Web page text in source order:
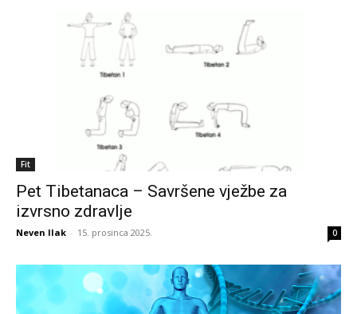
Fit
Pet Tibetanaca – Savršene vježbe za
izvrsno zdravlje
Neven Ilak - 15. prosinca 2025. 0